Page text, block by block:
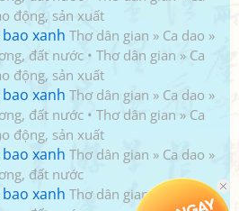
động, sản xuất
xanh Thơ dân gian » Ca dao »
đất nước • Thơ dân gian » Ca
động, sản xuất
xanh Thơ dân gian » Ca dao »
đất nước • Thơ dân gian » Ca
động, sản xuất
xanh Thơ dân gian » Ca dao »
đất nước
xanh Thơ dân gian» Ca dao»